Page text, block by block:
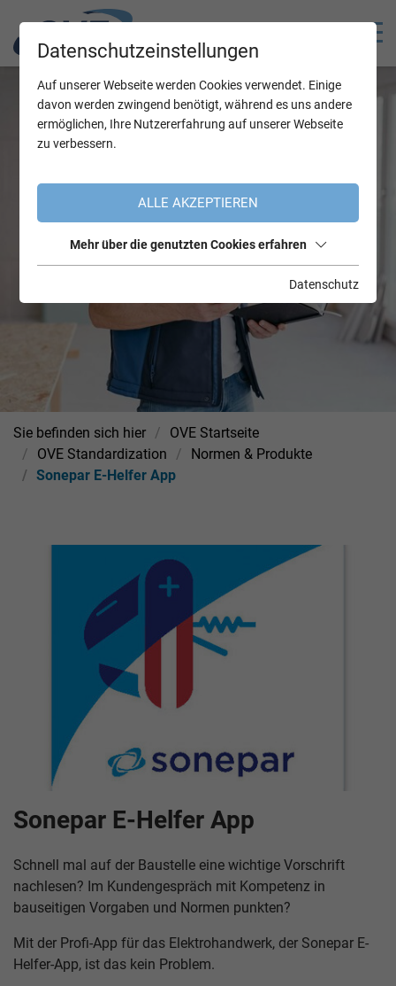
Sie befinden sich hier
OVE Startseite
OVE Standardization
Normen & Produkte
Sonepar E-Helfer App
Sonepar E-Helfer App
Schnell mal auf der Baustelle eine wichtige Vorschrift
nachlesen? Im Kundengespräch mit Kompetenz in
bauseitigen Vorgaben und Normen punkten?
Mit der Profi-App für das Elektrohandwerk, der Sonepar E-
Helfer-App, ist das kein Problem.
Datenschutzeinstellungen
Auf unserer Webseite werden Cookies verwendet. Einige
davon werden zwingend benötigt, während es uns andere
ermöglichen, Ihre Nutzererfahrung auf unserer Webseite
zu verbessern.
ALLE AKZEPTIEREN
Mehr über die genutzten Cookies erfahren
Datenschutz